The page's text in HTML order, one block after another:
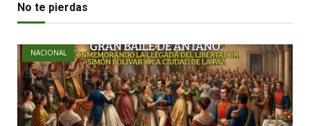
No te pierdas
NACIONAL